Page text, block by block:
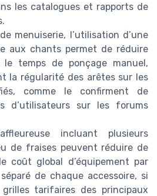
les catalogues et rapports de
menuiserie, l’utilisation d’une
aux chants permet de réduire
le temps de ponçage manuel,
la régularité des arêtes sur les
comme le confirment de
d’utilisateurs sur les forums
incluant plusieurs
de fraises peuvent réduire de
coût global d’équipement par
de chaque accessoire, si
grilles tarifaires des principaux